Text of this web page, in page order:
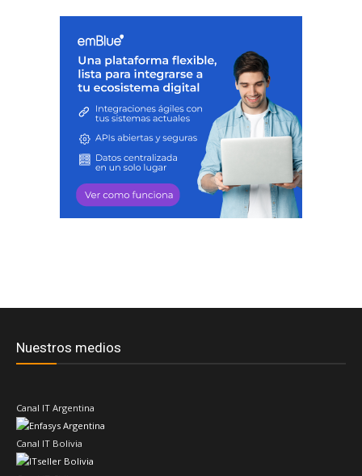
Nuestros medios
Canal IT Argentina
Canal IT Bolivia